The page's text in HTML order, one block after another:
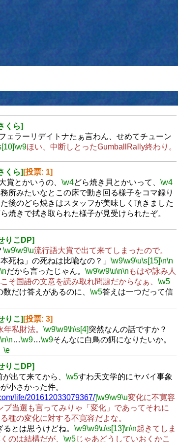
くら]
ェラーリデイトナたぁ言わん、せめてチューン
\w9ほい、中断しとったGumballRally終わり。
くら] [投票: 1]
賞とかいうの、 \w4どら焼き貝とかいって、 \w4
所みたいなとこの床で動き回る様子をコマ録り
後のどら焼きはスタッフが美味しく頂きました
焼きで拭き取られた様子が見受けられたぞ。
りこDP]
\w9\w9\u流行語大賞で出て来てしまったので。
死ね」の死ねは比喩なの？」 \w9\w9\u\s[15]\n\n
\nだから言ったじゃん。 \w9\w9\u\n\n もはや詠み人
そ国語の文意を読み取れ問題だからなぁ、 \w5
数だけ答えがあるのに、 \w5答えは一つだって信
りこ] [投票: 3]
年私財法。 \w9\w9\h\s[4]突然なんの話ですか？
\n\n…\w9…\w9そんなに白鳥の餌になりたいか。
\e
りこDP]
出て来てから、 \w5すわ天文学的にヤバイ事象
小さかった件。
life/201612033079367/]\w9\w9\u変化に不寛容
プ当選も言ってみりゃ「変化」であってそれに
種の変化に対する不寛容だよな。
とは思うけどね。 \w9\w9\u\s[13]\n\n起きてしま
のは結構だが、 \w5じゃあどうしていおくかこ